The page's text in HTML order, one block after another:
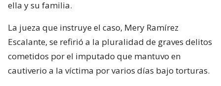
ella y su familia.
La jueza que instruye el caso, Mery Ramírez
Escalante, se refirió a la pluralidad de graves delitos
cometidos por el imputado que mantuvo en
cautiverio a la víctima por varios días bajo torturas.